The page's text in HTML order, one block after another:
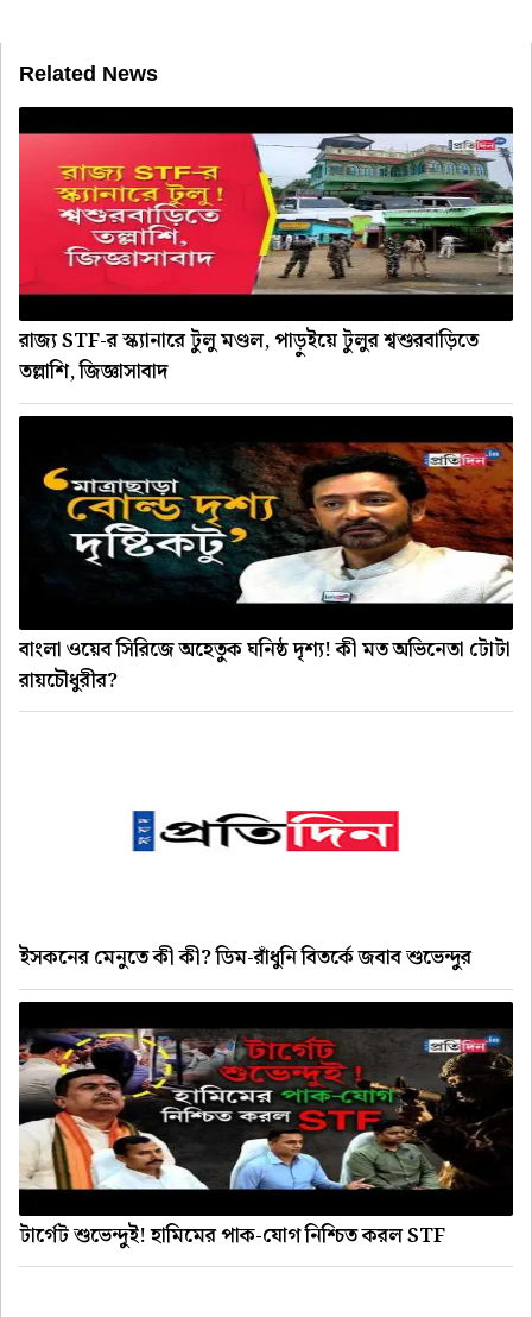
Related News
রাজ্য STF-র স্ক্যানারে টুলু মণ্ডল, পাড়ুইয়ে টুলুর শ্বশুরবাড়িতে
তল্লাশি, জিজ্ঞাসাবাদ
বাংলা ওয়েব সিরিজে অহেতুক ঘনিষ্ঠ দৃশ্য! কী মত অভিনেতা টোটা
রায়চৌধুরীর?
ইসকনের মেনুতে কী কী? ডিম-রাঁধুনি বিতর্কে জবাব শুভেন্দুর
টার্গেট শুভেন্দুই! হামিমের পাক-যোগ নিশ্চিত করল STF